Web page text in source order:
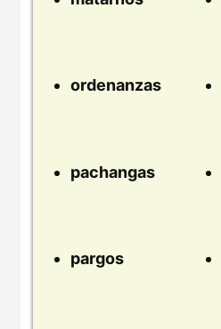
ordenanzas
pachangas
pargos